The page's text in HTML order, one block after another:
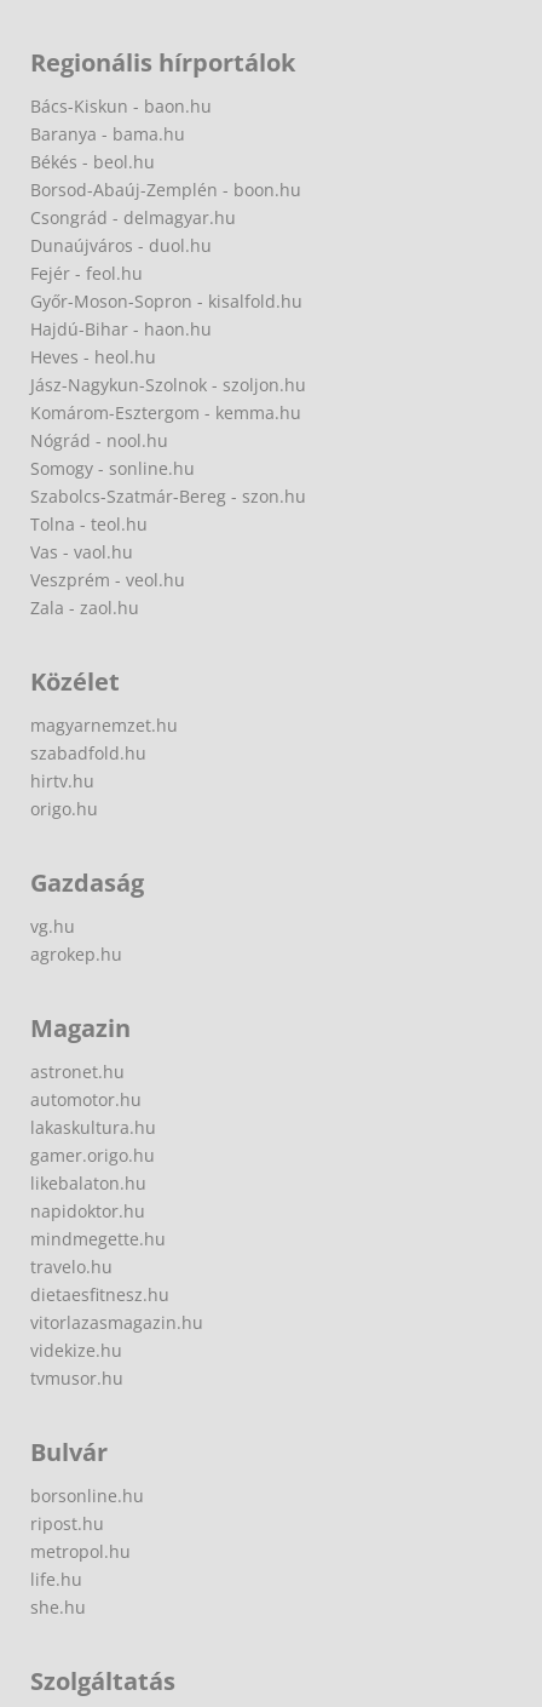
Regionális hírportálok
Bács-Kiskun - baon.hu
Baranya - bama.hu
Békés - beol.hu
Borsod-Abaúj-Zemplén - boon.hu
Csongrád - delmagyar.hu
Dunaújváros - duol.hu
Fejér - feol.hu
Győr-Moson-Sopron - kisalfold.hu
Hajdú-Bihar - haon.hu
Heves - heol.hu
Jász-Nagykun-Szolnok - szoljon.hu
Komárom-Esztergom - kemma.hu
Nógrád - nool.hu
Somogy - sonline.hu
Szabolcs-Szatmár-Bereg - szon.hu
Tolna - teol.hu
Vas - vaol.hu
Veszprém - veol.hu
Zala - zaol.hu
Közélet
magyarnemzet.hu
szabadfold.hu
hirtv.hu
origo.hu
Gazdaság
vg.hu
agrokep.hu
Magazin
astronet.hu
automotor.hu
lakaskultura.hu
gamer.origo.hu
likebalaton.hu
napidoktor.hu
mindmegette.hu
travelo.hu
dietaesfitnesz.hu
vitorlazasmagazin.hu
videkize.hu
tvmusor.hu
Bulvár
borsonline.hu
ripost.hu
metropol.hu
life.hu
she.hu
Szolgáltatás